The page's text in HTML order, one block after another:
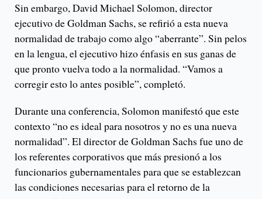
Sin embargo, David Michael Solomon, director
ejecutivo de Goldman Sachs, se refirió a esta nueva
normalidad de trabajo como algo “aberrante”. Sin pelos
en la lengua, el ejecutivo hizo énfasis en sus ganas de
que pronto vuelva todo a la normalidad. “Vamos a
corregir esto lo antes posible”, completó.
Durante una conferencia, Solomon manifestó que este
contexto “no es ideal para nosotros y no es una nueva
normalidad”. El director de Goldman Sachs fue uno de
los referentes corporativos que más presionó a los
funcionarios gubernamentales para que se establezcan
las condiciones necesarias para el retorno de la